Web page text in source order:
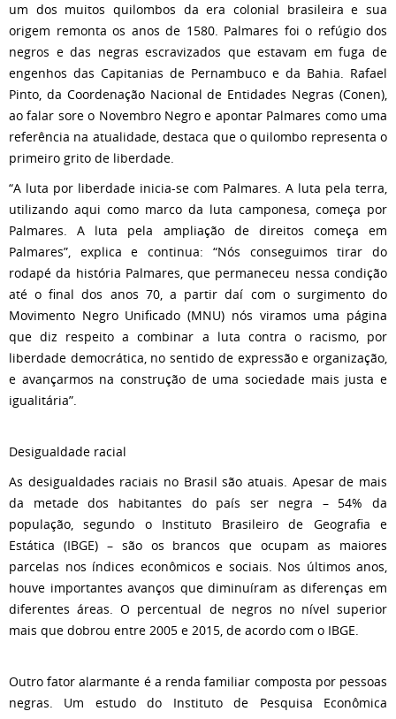
um dos muitos quilombos da era colonial brasileira e sua
origem remonta os anos de 1580. Palmares foi o refúgio dos
negros e das negras escravizados que estavam em fuga de
engenhos das Capitanias de Pernambuco e da Bahia. Rafael
Pinto, da Coordenação Nacional de Entidades Negras (Conen),
ao falar sore o Novembro Negro e apontar Palmares como uma
referência na atualidade, destaca que o quilombo representa o
primeiro grito de liberdade.
“A luta por liberdade inicia-se com Palmares. A luta pela terra,
utilizando aqui como marco da luta camponesa, começa por
Palmares. A luta pela ampliação de direitos começa em
Palmares”, explica e continua: “Nós conseguimos tirar do
rodapé da história Palmares, que permaneceu nessa condição
até o final dos anos 70, a partir daí com o surgimento do
Movimento Negro Unificado (MNU) nós viramos uma página
que diz respeito a combinar a luta contra o racismo, por
liberdade democrática, no sentido de expressão e organização,
e avançarmos na construção de uma sociedade mais justa e
igualitária”.
Desigualdade racial
As desigualdades raciais no Brasil são atuais. Apesar de mais
da metade dos habitantes do país ser negra – 54% da
população, segundo o Instituto Brasileiro de Geografia e
Estática (IBGE) – são os brancos que ocupam as maiores
parcelas nos índices econômicos e sociais. Nos últimos anos,
houve importantes avanços que diminuíram as diferenças em
diferentes áreas. O percentual de negros no nível superior
mais que dobrou entre 2005 e 2015, de acordo com o IBGE.
Outro fator alarmante é a renda familiar composta por pessoas
negras. Um estudo do Instituto de Pesquisa Econômica